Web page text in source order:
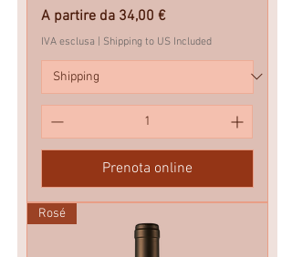
A partire da 34,00 €
Prezzo scontato
IVA esclusa Shipping to US Included
Prenota online
Rosé